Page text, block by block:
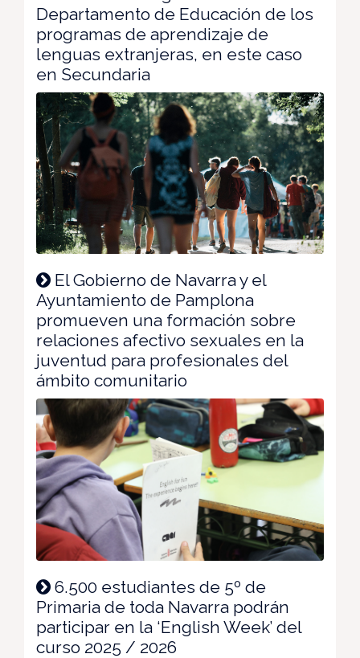
Departamento de Educación de los
programas de aprendizaje de
lenguas extranjeras, en este caso
en Secundaria
El Gobierno de Navarra y el
Ayuntamiento de Pamplona
promueven una formación sobre
relaciones afectivo sexuales en la
juventud para profesionales del
ámbito comunitario
6.500 estudiantes de 5º de
Primaria de toda Navarra podrán
participar en la ‘English Week’ del
curso 2025 / 2026